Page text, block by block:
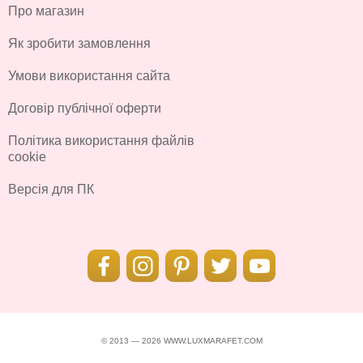
Про магазин
Як зробити замовлення
Умови використання сайта
Договір публічної оферти
Політика використання файлів
cookie
Версія для ПК
© 2013 — 2026 WWW.LUXMARAFET.COM